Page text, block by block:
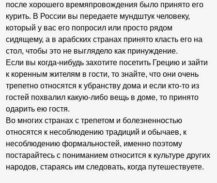
после хорошего времяпровождения было принято его
курить. В России вы передаете мундштук человеку,
который у вас его попросил или просто рядом
сидящему, а в арабских странах принято класть его на
стол, чтобы это не выглядело как принуждение.
Если вы когда-нибудь захотите посетить Грецию и зайти
к коренным жителям в гости, то знайте, что они очень
трепетно относятся к убранству дома и если кто-то из
гостей похвалил какую-либо вещь в доме, то принято
одарить ею гостя.
Во многих странах с трепетом и болезненностью
относятся к несоблюдению традиций и обычаев, к
несоблюдению формальностей, именно поэтому
постарайтесь с пониманием относится к культуре других
народов, стараясь им следовать, когда путешествуете.